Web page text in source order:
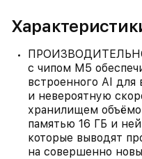
с чипом M5
встроенного AI для
и невероятную
хранилищем
памятью 16 ГБ и
которые выводят
на совершенно